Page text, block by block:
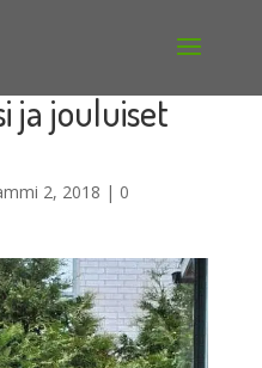
ja jouluiset
2, 2018 | 0